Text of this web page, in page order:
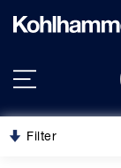
springen
Filter